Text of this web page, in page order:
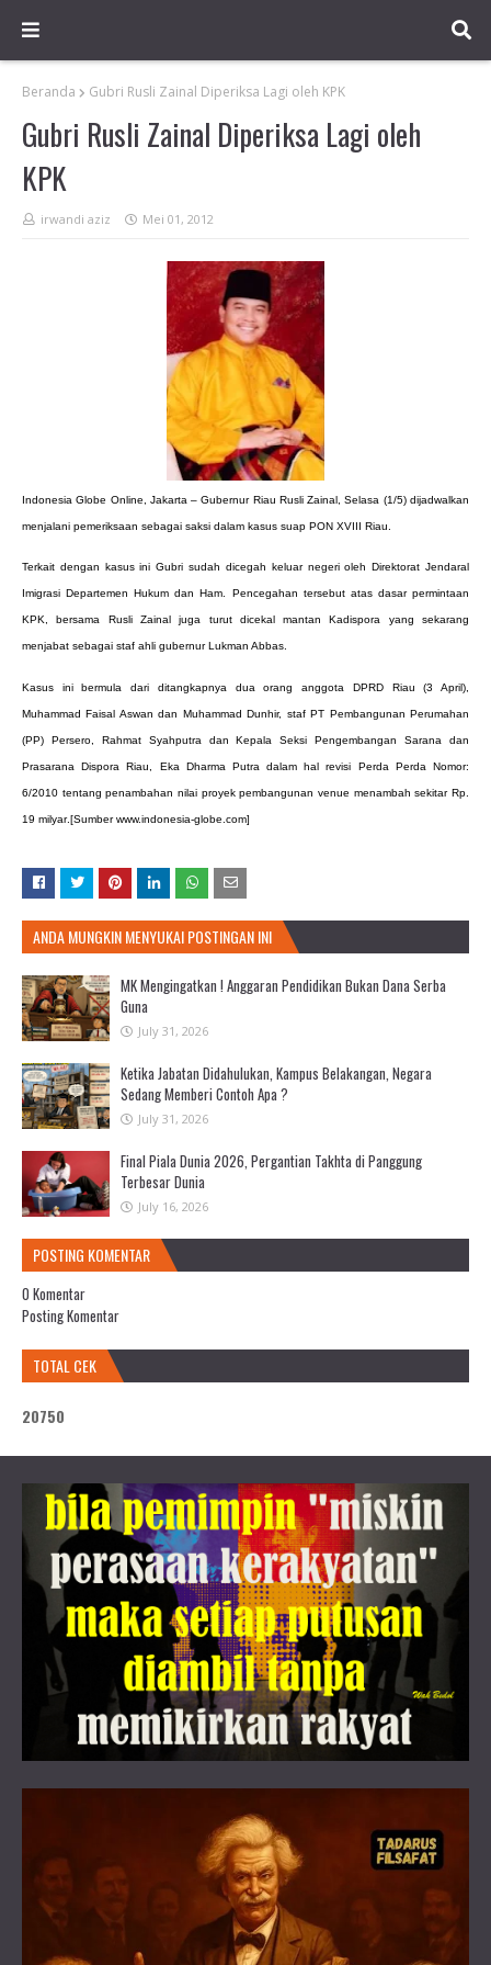
Beranda Gubri Rusli Zainal Diperiksa Lagi oleh KPK
Gubri Rusli Zainal Diperiksa Lagi oleh
KPK
irwandi aziz Mei 01, 2012
Indonesia Globe Online, Jakarta–Gubernur Riau Rusli Zainal, Selasa (1/5) dijadwalkan
menjalani pemeriksaan sebagai saksi dalam kasus suap PON XVIII Riau.
Terkait dengan kasus ini Gubri sudah dicegah keluar negeri olehDirektorat Jendaral
Imigrasi Departemen Hukum dan Ham. Pencegahan tersebut atas dasar permintaan
KPK, bersama Rusli Zainal juga turut dicekal mantan Kadispora yang sekarang
menjabat sebagai staf ahli gubernur Lukman Abbas.
Kasus ini bermula dari ditangkapnya dua orang anggota DPRD Riau (3 April)
Muhammad Faisal Aswan dan Muhammad Dunhir, staf PT Pembangunan Perumahan
(PP) Persero, Rahmat Syahputra dan Kepala Seksi Pengembangan Sarana dan
Prasarana Dispora Riau, Eka Dharma Putra dalam hal revisi Perda Perda Nomor:
6/2010 tentang penambahan nilai proyek pembangunan venue menambah sekitar Rp.
19 milyar.[Sumber www.indonesia-globe.com]
ANDA MUNGKIN MENYUKAI POSTINGAN INI
MK Mengingatkan ! Anggaran Pendidikan Bukan Dana Serba
Guna
July 31, 2026
Ketika Jabatan Didahulukan, Kampus Belakangan, Negara
Sedang Memberi Contoh Apa ?
July 31, 2026
Final Piala Dunia 2026, Pergantian Takhta di Panggung
Terbesar Dunia
July 16, 2026
POSTING KOMENTAR
0 Komentar
Posting Komentar
TOTAL CEK
20750